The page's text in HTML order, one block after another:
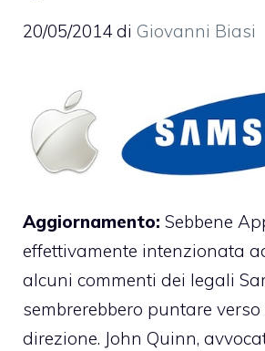
20/05/2014 di Giovanni Biasi
Aggiornamento: Sebbene
effettivamente intenzionata
alcuni commenti dei legali
sembrerebbero puntare
direzione. John Quinn,